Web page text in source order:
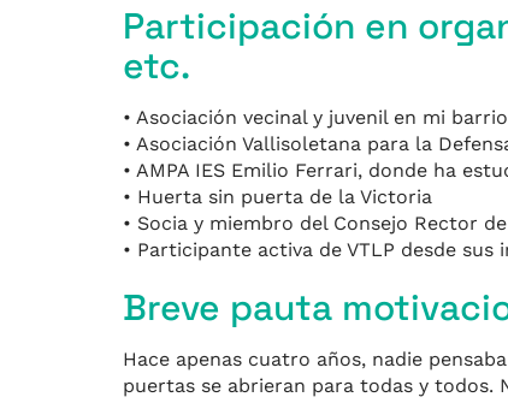
Participación en
etc.
• Asociación vecinal y juvenil en mi
• Asociación Vallisoletana para la
• AMPA IES Emilio Ferrari, donde ha
• Huerta sin puerta de la Victoria
• Socia y miembro del Consejo Rector
• Participante activa de VTLP desde sus
Breve pauta
Hace apenas cuatro años, nadie
puertas se abrieran para todas y todos.